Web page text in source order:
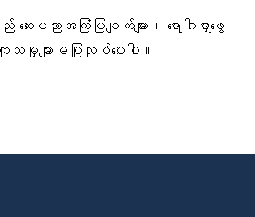
ေးပညာအကြံပြုချက်များ၊ ရောဂါရှာဖွေ
မှုများမပြုလုပ်ပေးပါ။